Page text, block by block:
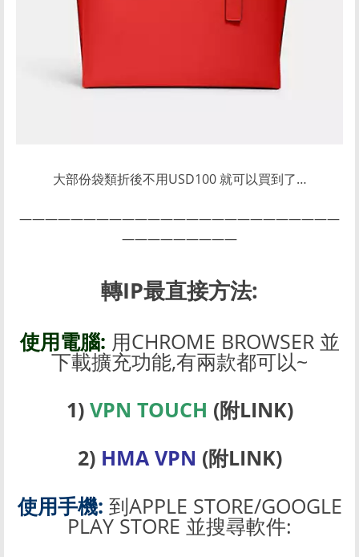
大部份袋類折後不用USD100 就可以買到了…
—————————————————————————
—————————
轉IP最直接方法:
使用電腦: 用CHROME BROWSER 並
下載擴充功能,有兩款都可以~
1) VPN TOUCH (附LINK)
2) HMA VPN (附LINK)
使用手機: 到APPLE STORE/GOOGLE
PLAY STORE 並搜尋軟件: